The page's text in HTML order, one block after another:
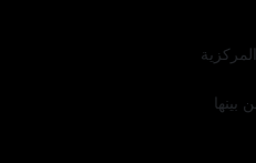
بينها